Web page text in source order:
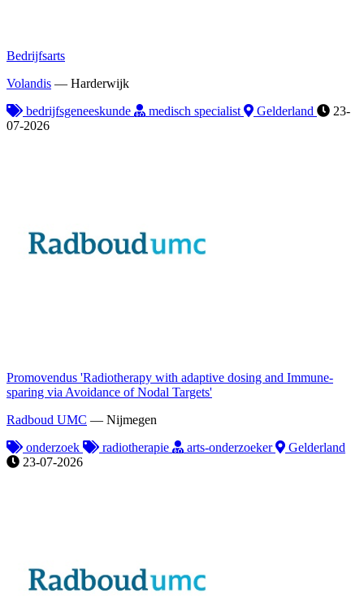
Bedrijfsarts
Volandis — Harderwijk
bedrijfsgeneeskunde
medisch specialist Gelderland
23-
07-2026
Promovendus 'Radiotherapy with adaptive dosing and Immune-
sparing via Avoidance of Nodal Targets'
Radboud UMC — Nijmegen
onderzoek
radiotherapie arts-onderzoeker
Gelderland
23-07-2026